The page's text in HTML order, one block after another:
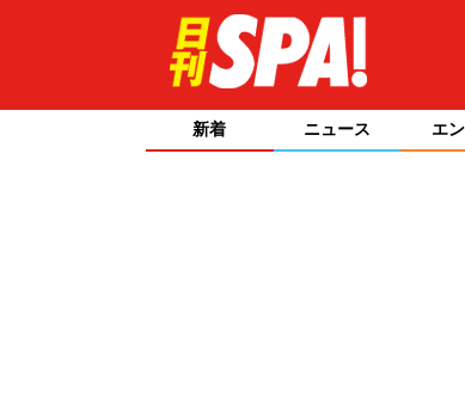
新着 ニュース エ